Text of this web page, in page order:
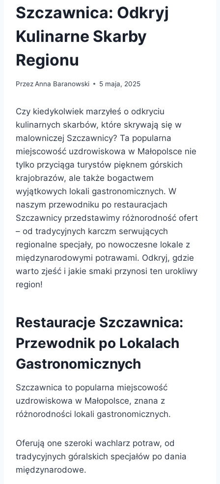
Szczawnica: Odkryj
Kulinarne Skarby
Regionu
PrzezAnna Baranowski 5 maja, 2025
Czy kiedykolwiek marzyłeś o odkryciu
kulinarnych skarbów, które skrywają się w
malowniczej Szczawnicy? Ta popularna
miejscowość uzdrowiskowa w Małopolsce nie
tylko przyciąga turystów pięknem górskich
krajobrazów, ale także bogactwem
wyjątkowych lokali gastronomicznych. W
naszym przewodniku po restauracjach
Szczawnicy przedstawimy różnorodność ofert
– od tradycyjnych karczm serwujących
regionalne specjały, po nowoczesne lokale z
międzynarodowymi potrawami. Odkryj, gdzie
warto zjeść i jakie smaki przynosi ten urokliwy
region!
Restauracje Szczawnica:
Przewodnik po Lokalach
Gastronomicznych
Szczawnica to popularna miejscowość
uzdrowiskowa w Małopolsce, znana z
różnorodności lokali gastronomicznych.
Oferują one szeroki wachlarz potraw, od
tradycyjnych góralskich specjałów po dania
międzynarodowe.